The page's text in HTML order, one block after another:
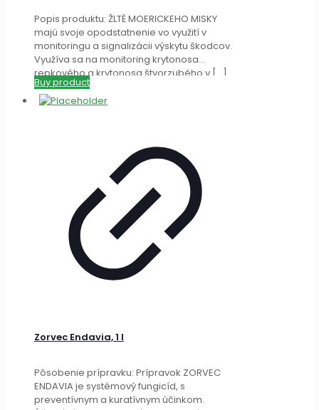
Popis produktu: ŽLTÉ MOERICKEHO MISKY
majú svoje opodstatnenie vo využití v
monitoringu a signalizácii výskytu škodcov.
Využíva sa na monitoring krytonosa
repkového a krytonosa štvorzubého v […]
Buy product
Zorvec Endavia, 1 l
Pôsobenie prípravku: Prípravok ZORVEC
ENDAVIA je systémový fungicíd, s
preventívnym a kuratívnym účinkom.